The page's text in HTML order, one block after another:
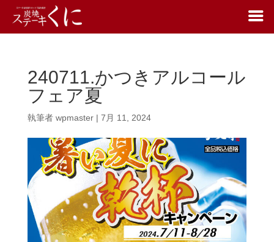
240711.かつきアルコール
フェア夏
執筆者 wpmaster| 7月 11, 2024